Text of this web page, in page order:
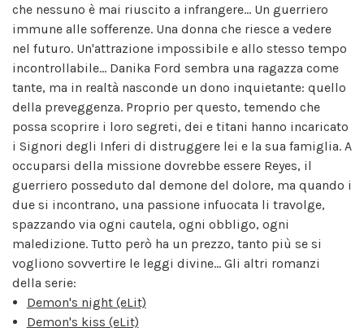
che nessuno è mai riuscito a infrangere... Un guerriero
immune alle sofferenze. Una donna che riesce a vedere
nel futuro. Un'attrazione impossibile e allo stesso tempo
incontrollabile... Danika Ford sembra una ragazza come
tante, ma in realtà nasconde un dono inquietante: quello
della preveggenza. Proprio per questo, temendo che
possa scoprire i loro segreti, dei e titani hanno incaricato
i Signori degli Inferi di distruggere lei e la sua famiglia. A
occuparsi della missione dovrebbe essere Reyes, il
guerriero posseduto dal demone del dolore, ma quando i
due si incontrano, una passione infuocata li travolge,
spazzando via ogni cautela, ogni obbligo, ogni
maledizione. Tutto però ha un prezzo, tanto più se si
vogliono sovvertire le leggi divine... Gli altri romanzi
della serie:
Demon's night (eLit)
Demon's kiss (eLit)